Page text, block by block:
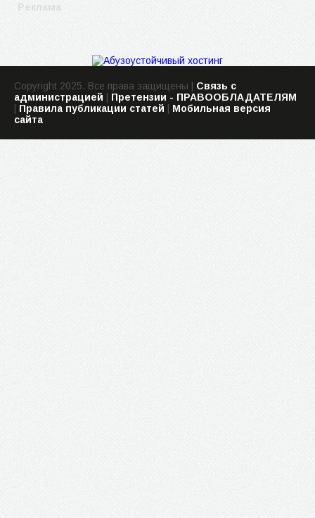
Реклама
Copyright 2025. Все права защищены | Связь с
администрацией
Претензии - ПРАВООБЛАДАТЕЛЯМ
Правила публикации статей
Мобильная версия
сайта